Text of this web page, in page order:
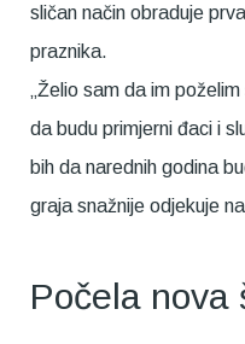
sličan način obraduje
praznika.
„Želio sam da im
da budu primjerni đaci i
bih da narednih godina
graja snažnije odjekuje
Počela nova